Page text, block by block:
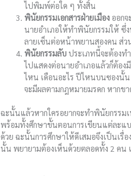
ไปพิมพ์ต่อใด ๆ ทั้งสิ้น
พินัยกรรมเอกสารฝ่ายเมือง ออก
นายอำเภอให้ทำพินัยกรรมให้ ซึ่
ลายเซ็นต่อหน้าพยานสองคน ส่ว
พินัยกรรมลับประเภทนี้จะต้องท
ไปแสดงต่อนายอำเภอแล้วก็ต้อง
ไหน เดือนอะไร ปีไหนบนซองนั้
จะมีผลตามกฎหมายมรดก หากข
ฉะนั้นแล้วหากใครอยากจะทำพินัยกรรม
พร้อมทั้งศึกษาขั้นตอนการเขียนแต่ละแ
ด้วย ฉะนั้นการศึกษาให้ดีเสมอจึงเป็นเ
นั้น พยายามต้องเห็นด้วยตลอดทั้ง 2 คน